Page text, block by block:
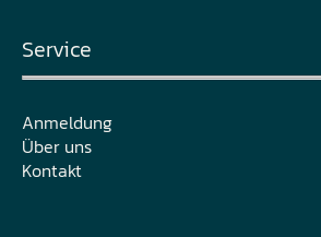
Service
Anmeldung
Über uns
Kontakt